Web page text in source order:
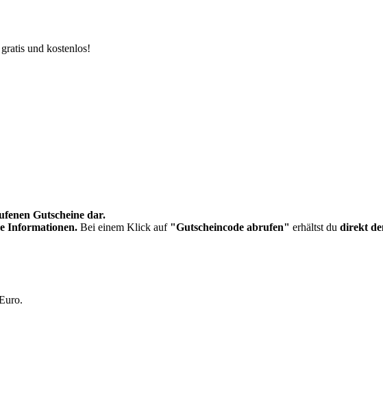
und kostenlos!
Gutscheine dar.
Informationen. Bei einem Klick auf "Gutscheincode abrufen" erhältst du direkt